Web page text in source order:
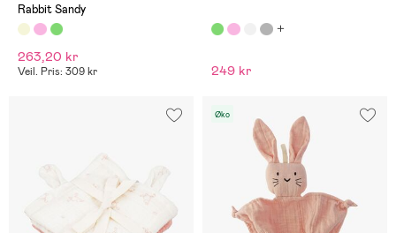
Rabbit Sandy
263,20 kr
Veil. Pris: 309 kr 249 kr
Øko